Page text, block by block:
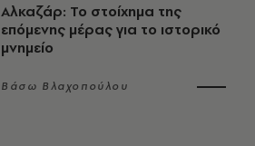
Αλκαζάρ: Το στοίχημα της
επόμενης μέρας για το ιστορικό
μνημείο
Βάσω Βλαχοπούλου